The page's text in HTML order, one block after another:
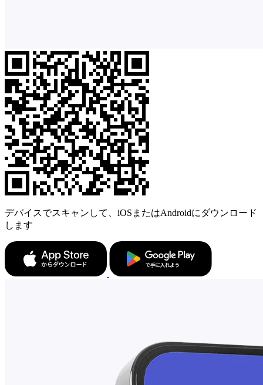
デバイスでスキャンして、iOSまたはAndroidにダウンロード
します